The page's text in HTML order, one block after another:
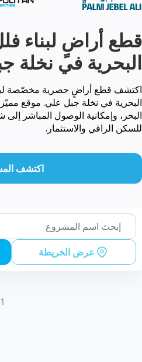
قطع أراضٍ لبناء
البحرية في نخلة
اكتشف قطع أراضٍ حصرية مخصّصة
البحرية في نخلة جبل علي. موقع
البحر، وإمكانية الوصول المباشر
للسكن الراقي والاستثمار.
اكتشف
عرض الخريطة